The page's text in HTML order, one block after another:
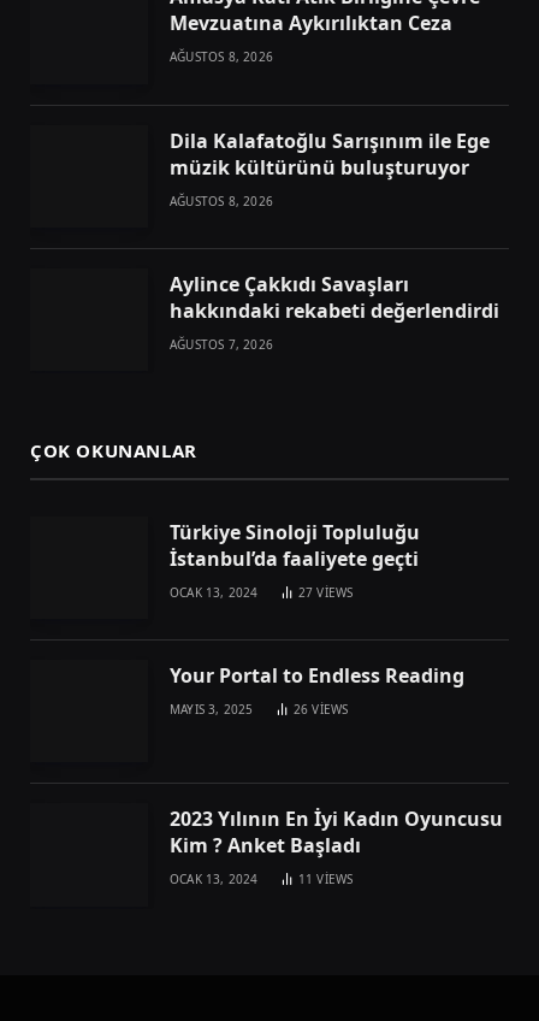
Mevzuatına Aykırılıktan Ceza
AĞUSTOS 8, 2026
Dila Kalafatoğlu Sarışınım ile Ege
müzik kültürünü buluşturuyor
AĞUSTOS 8, 2026
Aylince Çakkıdı Savaşları
hakkındaki rekabeti değerlendirdi
AĞUSTOS 7, 2026
ÇOK OKUNANLAR
Türkiye Sinoloji Topluluğu
İstanbul’da faaliyete geçti
OCAK 13, 2024 27VIEWS
Your Portal to Endless Reading
MAYIS 3, 2025 26VIEWS
2023 Yılının En İyi Kadın Oyuncusu
Kim ? Anket Başladı
OCAK 13, 2024 11VIEWS